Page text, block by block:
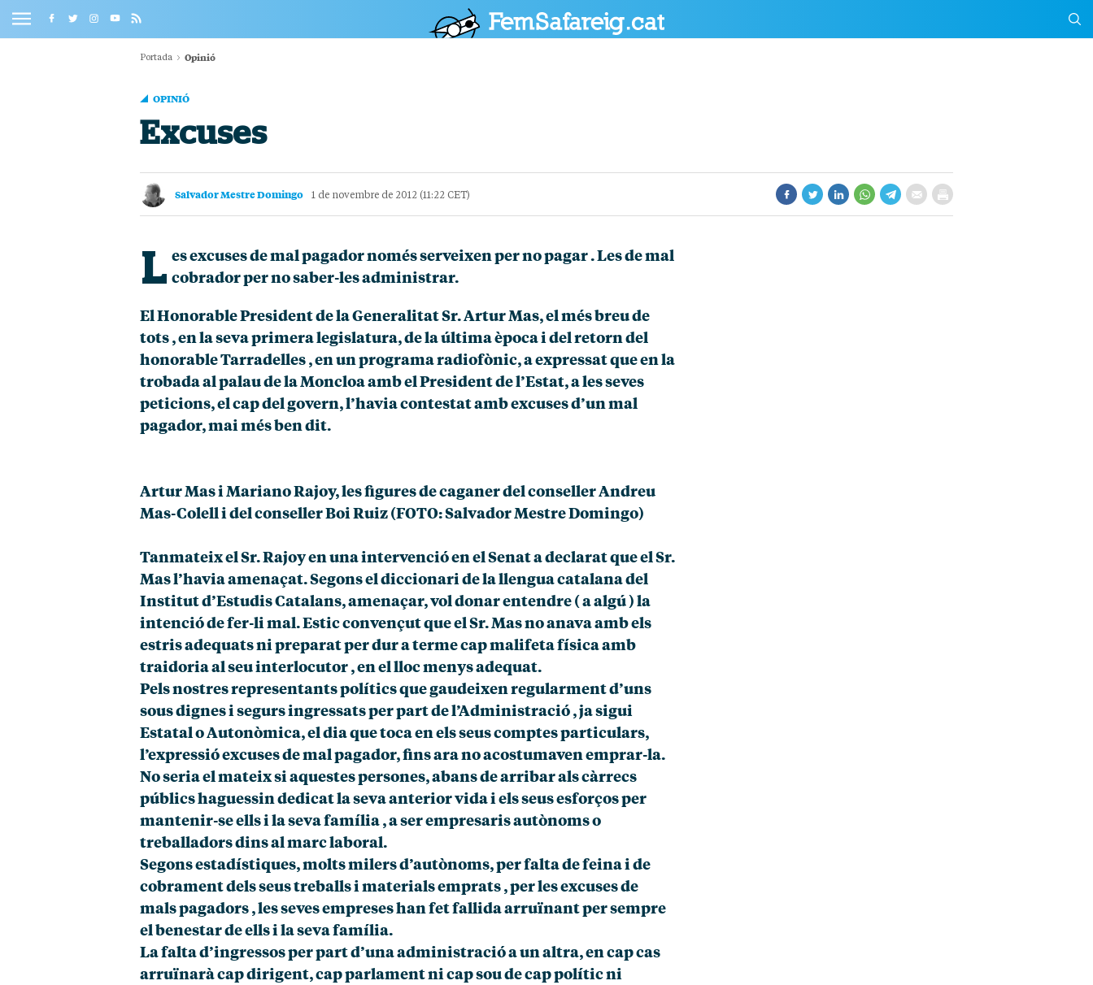
Portada Opinió
OPINIÓ
Excuses
Salvador Mestre Domingo 1 de novembre de 2012 (11:22 CET)
L es excuses de mal pagador només serveixen per no pagar . Les de mal
cobrador per no saber-les administrar.
El Honorable President de la Generalitat Sr. Artur Mas, el més breu de
tots , en la seva primera legislatura, de la última època i del retorn del
honorable Tarradelles , en un programa radiofònic, a expressat que en la
trobada al palau de la Moncloa amb el President de l’Estat, a les seves
peticions, el cap del govern, l’havia contestat amb excuses d’un mal
pagador, mai més ben dit.
Artur Mas i Mariano Rajoy, les figures de caganer del conseller Andreu
Mas-Colell i del conseller Boi Ruiz (FOTO: Salvador Mestre Domingo)
Tanmateix el Sr. Rajoy en una intervenció en el Senat a declarat que el Sr.
Mas l’havia amenaçat. Segons el diccionari de la llengua catalana del
Institut d’Estudis Catalans, amenaçar, vol donar entendre ( a algú ) la
intenció de fer-li mal. Estic convençut que el Sr. Mas no anava amb els
estris adequats ni preparat per dur a terme cap malifeta física amb
traidoria al seu interlocutor , en el lloc menys adequat.
Pels nostres representants polítics que gaudeixen regularment d’uns
sous dignes i segurs ingressats per part de l’Administració , ja sigui
Estatal o Autonòmica, el dia que toca en els seus comptes particulars,
l’expressió excuses de mal pagador, fins ara no acostumaven emprar-la.
No seria el mateix si aquestes persones, abans de arribar als càrrecs
públics haguessin dedicat la seva anterior vida i els seus esforços per
mantenir-se ells i la seva família , a ser empresaris autònoms o
treballadors dins al marc laboral.
Segons estadístiques, molts milers d’autònoms, per falta de feina i de
cobrament dels seus treballs i materials emprats , per les excuses de
mals pagadors , les seves empreses han fet fallida arruïnant per sempre
el benestar de ells i la seva família.
La falta d’ingressos per part d’una administració a un altra, en cap cas
arruïnarà cap dirigent, cap parlament ni cap sou de cap polític ni